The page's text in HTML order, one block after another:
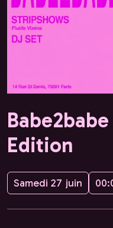
Edition
Samedi 27 juin